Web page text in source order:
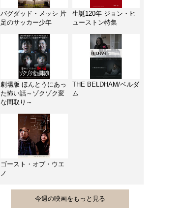
バグダッド・メッシ 片
足のサッカー少年
生誕120年 ジョン・ヒ
ューストン特集
劇場版 ほんとうにあっ
た怖い話～ゾクゾク変
な間取り～
THE BELDHAM/ベルダ
ム
ゴースト・オブ・ウエ
ノ
今週の映画をもっと見る